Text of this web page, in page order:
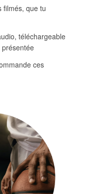
filmés, que tu
téléchargeable
ces